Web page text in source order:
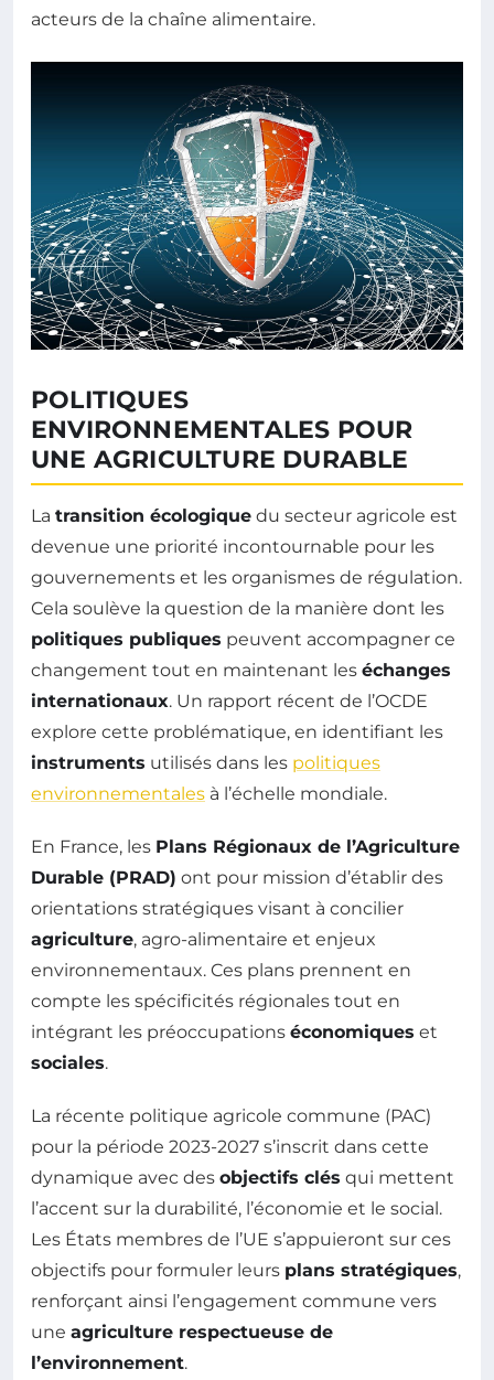
acteurs de la chaîne alimentaire.
POLITIQUES
ENVIRONNEMENTALES POUR
UNE AGRICULTURE DURABLE
La transition écologique du secteur agricole est
devenue une priorité incontournable pour les
gouvernements et les organismes de régulation.
Cela soulève la question de la manière dont les
politiques publiques peuvent accompagner ce
changement tout en maintenant les échanges
internationaux. Un rapport récent de l’OCDE
explore cette problématique, en identifiant les
instruments utilisés dans les politiques
environnementales à l’échelle mondiale.
En France, les Plans Régionaux de l’Agriculture
Durable (PRAD) ont pour mission d’établir des
orientations stratégiques visant à concilier
agriculture, agro-alimentaire et enjeux
environnementaux. Ces plans prennent en
compte les spécificités régionales tout en
intégrant les préoccupations économiques et
sociales.
La récente politique agricole commune (PAC)
pour la période 2023-2027 s’inscrit dans cette
dynamique avec des objectifs clés qui mettent
l’accent sur la durabilité, l’économie et le social.
Les États membres de l’UE s’appuieront sur ces
objectifs pour formuler leurs plans stratégiques,
renforçant ainsi l’engagement commune vers
une agriculture respectueuse de
l’environnement.